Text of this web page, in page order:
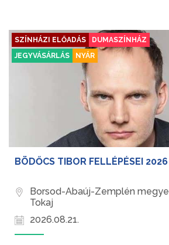
SZÍNHÁZI ELŐADÁS
DUMASZÍNHÁZ
JEGYVÁSÁRLÁS
NYÁR
BÖDŐCS TIBOR FELLÉPÉSEI 2026
Borsod-Abaúj-Zemplén megye
Tokaj
2026.08.21.